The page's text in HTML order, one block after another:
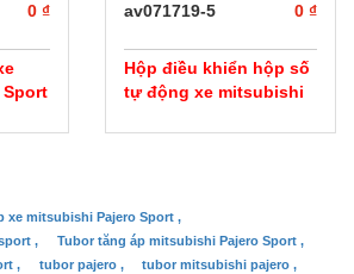
0 ₫ av071719-5 0 ₫
Hộp điều khiển hộp số
tự động xe mitsubishi
xe mitsubishi Pajero Sport ,
,
Tubor tăng áp mitsubishi Pajero Sport ,
,
tubor pajero ,
tubor mitsubishi pajero ,